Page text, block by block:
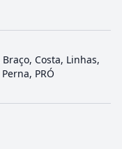
Braço, Costa, Linhas,
Perna, PRÓ